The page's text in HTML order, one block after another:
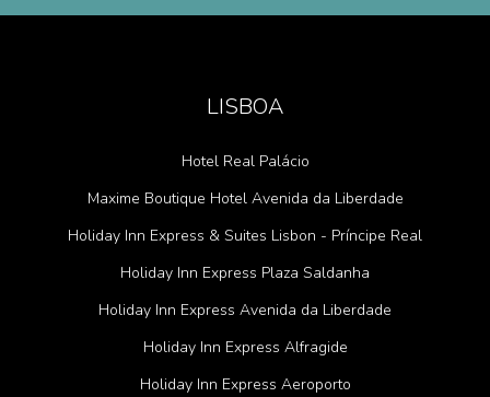
LISBOA
Hotel Real Palácio
Maxime Boutique Hotel Avenida da Liberdade
Holiday Inn Express & Suites Lisbon - Príncipe Real
Holiday Inn Express Plaza Saldanha
Holiday Inn Express Avenida da Liberdade
Holiday Inn Express Alfragide
Holiday Inn Express Aeroporto